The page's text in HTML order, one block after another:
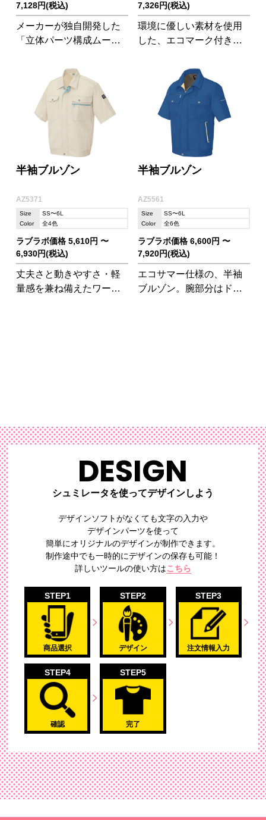
7,128円(税込)
メーカーが独自開発した
「立体パーツ構成ムービ
りの動きやすさが各段に
UP!現場作業に最適のワー
クウェアです。
7,326円(税込)
環境に優しい素材を使用
した、エコマーク付きの
丈夫さと動きやすさを両
立した、快適ワークスタ
半袖ブルゾン
AZ5371
Size
SS〜6L
Color
全4色
ラブラボ価格 5,610円 〜
6,930円(税込)
丈夫さと動きやすさ・軽
量感を兼ね備えたワーキ
半袖ブルゾン
AZ5561
Size
SS〜6L
Color
全6色
ラブラボ価格 6,600円 〜
7,920円(税込)
エコサマー仕様の、半袖
ブルゾン。腕部分はドル
DESIGN
シュミレータを使ってデザインしよう
デザインソフトがなくても文字の入力や
デザインパーツを使って
簡単にオリジナルのデザインが制作できます。
制作途中でも一時的にデザインの保存も可能！
詳しいツールの使い方はこちら
STEP1
商品選択
STEP2
デザイン
STEP3
注文情報入力
STEP4
確認
STEP5
完了